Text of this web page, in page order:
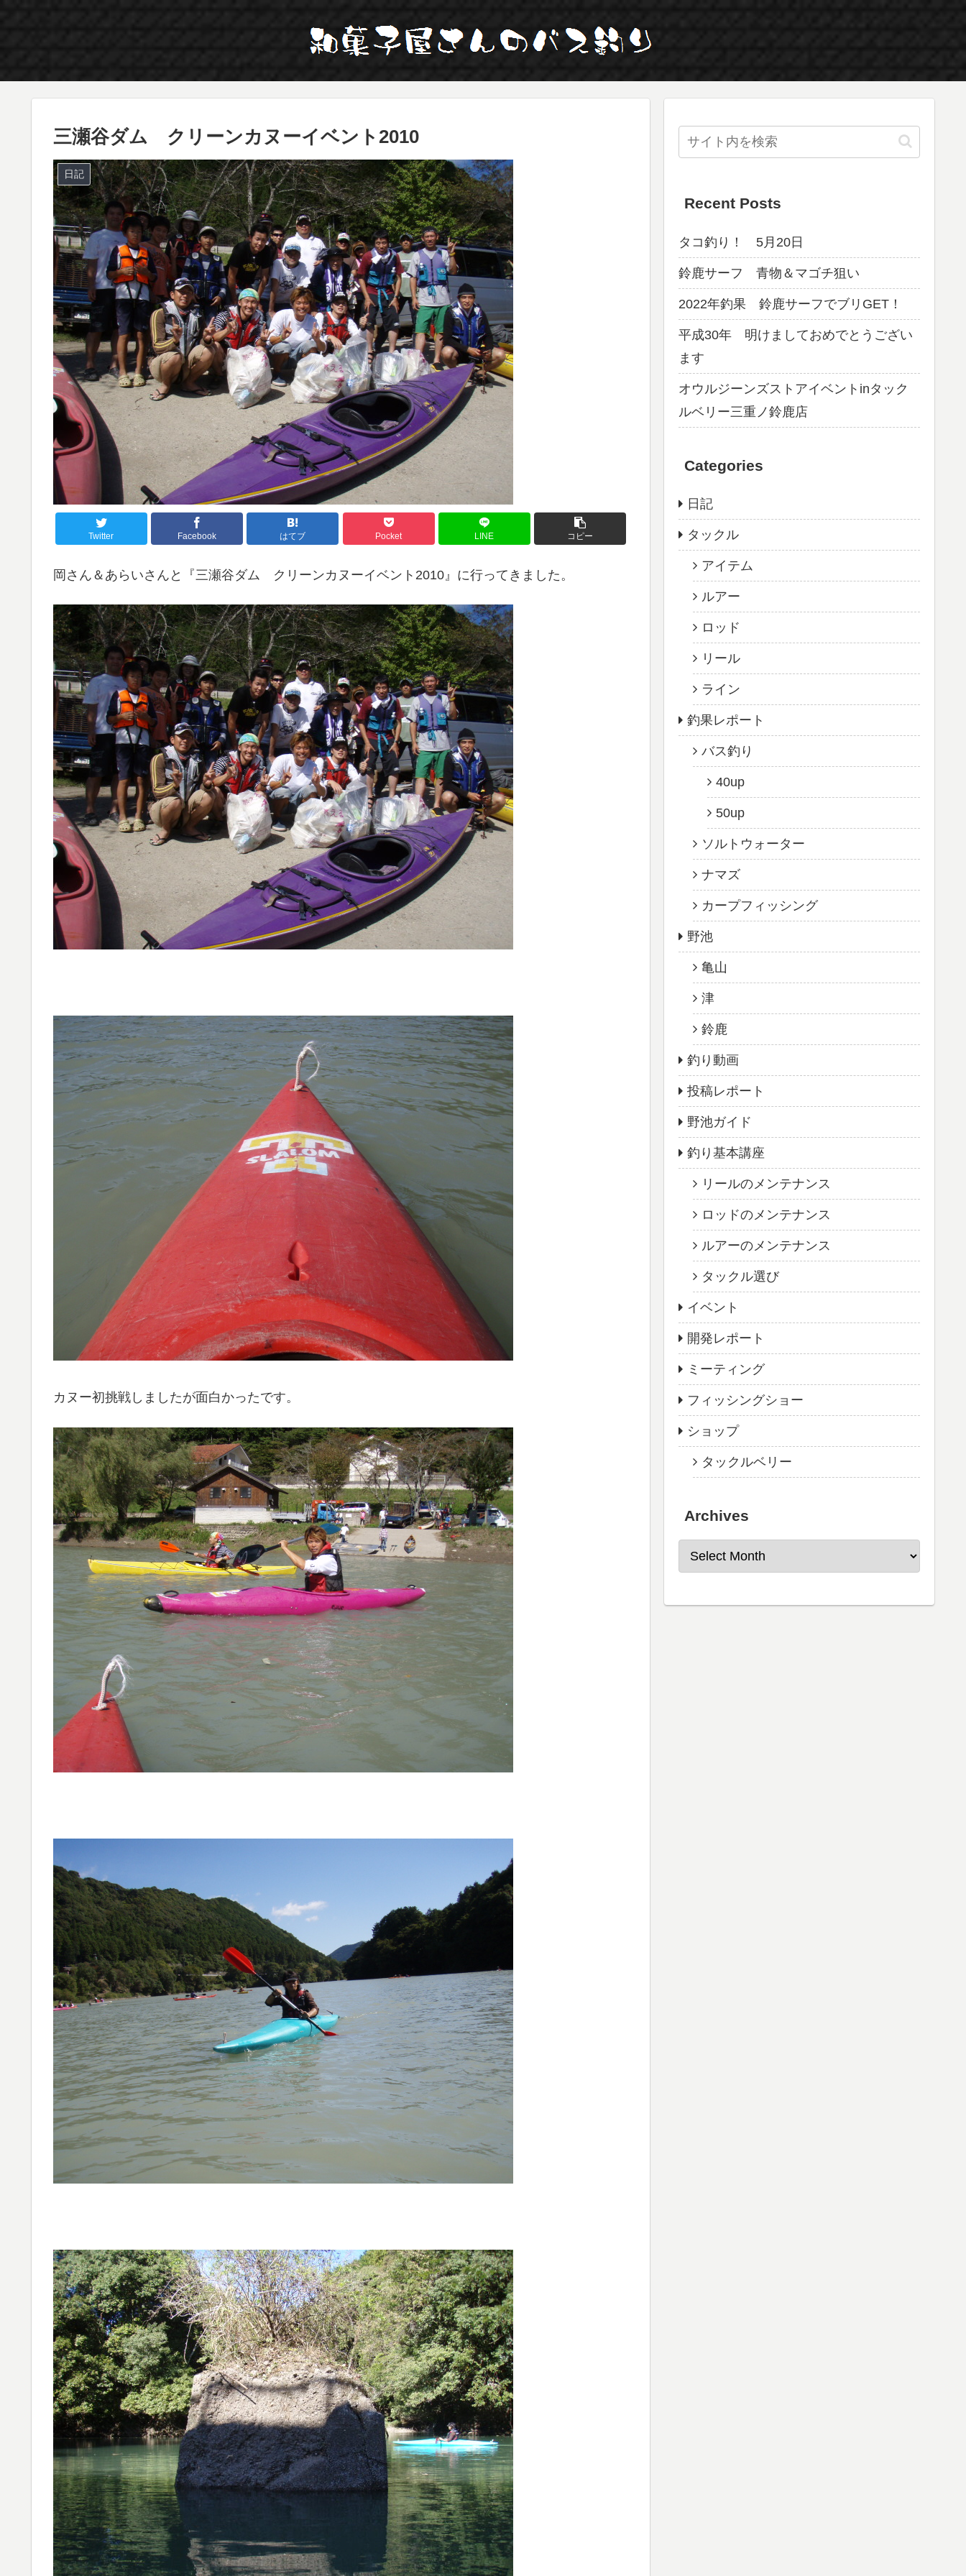
三瀬谷ダム クリーンカヌーイベント2010
日記
Twitter Facebook はてブ Pocket LINE コピー
岡さん＆あらいさんと『三瀬谷ダム クリーンカヌーイベント2010』に行ってきました。
カヌー初挑戦しましたが面白かったです。
Recent Posts
タコ釣り！ 5月20日
鈴鹿サーフ 青物＆マゴチ狙い
2022年釣果 鈴鹿サーフでブリGET！
平成30年 明けましておめでとうござい
ます
オウルジーンズストアイベントinタック
ルベリー三重ノ鈴鹿店
Categories
日記
タックル
アイテム
ルアー
ロッド
リール
ライン
釣果レポート
バス釣り
40up
50up
ソルトウォーター
ナマズ
カープフィッシング
野池
亀山
津
鈴鹿
釣り動画
投稿レポート
野池ガイド
釣り基本講座
リールのメンテナンス
ロッドのメンテナンス
ルアーのメンテナンス
タックル選び
イベント
開発レポート
ミーティング
フィッシングショー
ショップ
タックルベリー
Archives